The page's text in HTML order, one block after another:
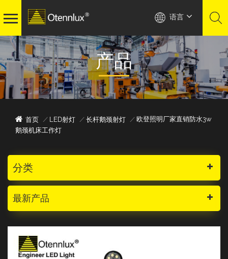
语言
产品
首页 / LED射灯 / 长杆鹅颈射灯 / 欧登照明厂家直销防水3w
鹅颈机床工作灯
分类
最新产品